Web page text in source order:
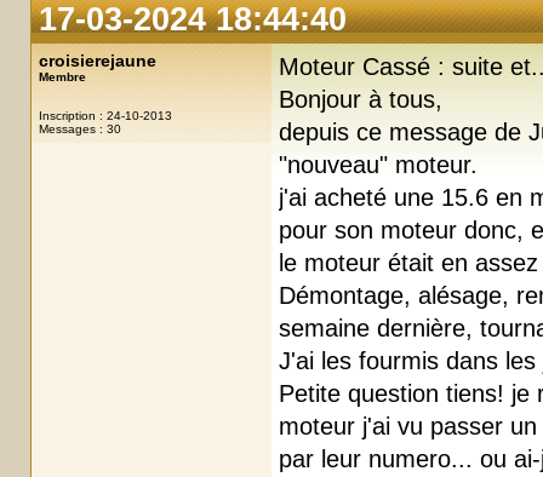
17-03-2024 18:44:40
croisierejaune
Membre
Inscription : 24-10-2013
Messages : 30
Moteur Cassé : suite
Bonjour à tous,
depuis ce message de
"nouveau" moteur.
j'ai acheté une 15.6 en
pour son moteur donc,
le moteur était en
Démontage, alésage,
semaine dernière,
J'ai les fourmis dans
Petite question tiens! je
moteur j'ai vu passer
par leur numero... ou